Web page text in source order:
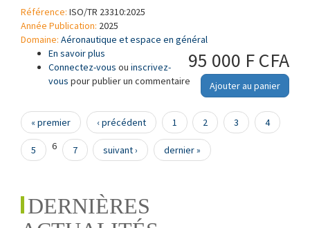
Référence: ISO/TR 23310:2025
Année Publication: 2025
Domaine: Aéronautique et espace en général
95 000 F CFA
Ajouter au panier
En savoir plus à propos de Systèmes d'aéronefs télé-pilotés
— Gestion du trafic UAS (UTM) — Étude des
exigences fonctionnelles et de performance
Connectez-vous ou inscrivez-
vous pour publier un commentaire
Pages
« premier ‹ précédent 1 2 3 4
5 6 7 suivant › dernier »
DERNIÈRES